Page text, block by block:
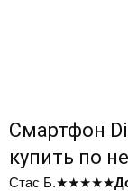
Смартфон
купить по
Стас Б.★★★★★